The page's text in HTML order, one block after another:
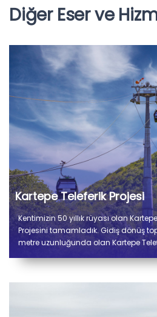
Diğer Eser ve
Kartepe Teleferik Projesi
Kentimizin 50 yıllık rüyası olan
Projesini tamamladık. Gidiş dönüş
metre uzunluğunda olan Kartepe